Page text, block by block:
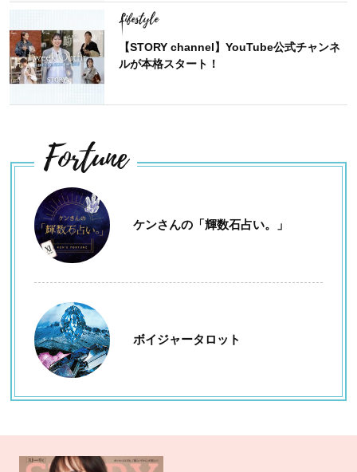
Lifestyle
【STORY channel】YouTube公式チャンネ
ルが本格スタート！
Fortune
ケンさんの「輝数石占い。」
ボイジャータロット